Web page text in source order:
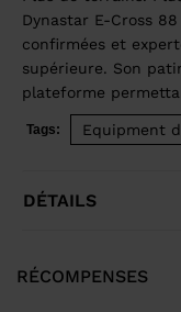
Dynastar E-Cross
confirmées et
supérieure. Son
plateforme
transmettant les
pour explorer de
bois et
Conception
Tags: Equipment
DÉTAILS
RÉCOMPENSES